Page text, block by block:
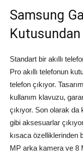
Samsung
Kutusundan
Standart bir akıllı
Pro akıllı telefonun
telefon çıkıyor.
kullanım klavuzu,
çıkıyor. Son olarak da
gibi aksesuarlar
kısaca özelliklerinden
MP arka kamera ve 8